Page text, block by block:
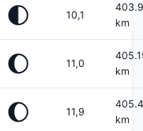
🌓 10,1
km
🌔 11,0
km
🌔 11,9
km